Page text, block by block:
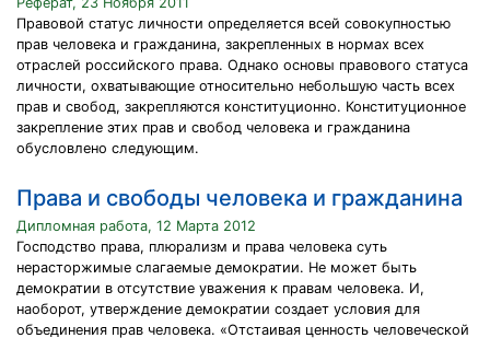
Правовой статус личности определяется всей совокупностью
прав человека и гражданина, закрепленных в нормах всех
отраслей российского права. Однако основы правового статуса
личности, охватывающие относительно небольшую часть всех
прав и свобод, закрепляются конституционно. Конституционное
закрепление этих прав и свобод челове­ка и гражданина
обусловлено следующим.
Права и свободы человека и гражданина
Дипломная работа, 12 Марта 2012
Господство права, плюрализм и права человека суть
нерасторжимые слагаемые демократии. Не может быть
демократии в отсутствие уважения к правам человека. И,
наоборот, утверждение демократии создает условия для
объединения прав человека. «Отстаивая ценность человеческой